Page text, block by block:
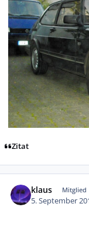
Zitat
klaus Mitglied
5. September